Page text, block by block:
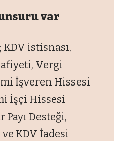
var
KDV istisnası,
Vergi
İşveren Hissesi
İşçi Hissesi
Payı Desteği,
KDV İadesi